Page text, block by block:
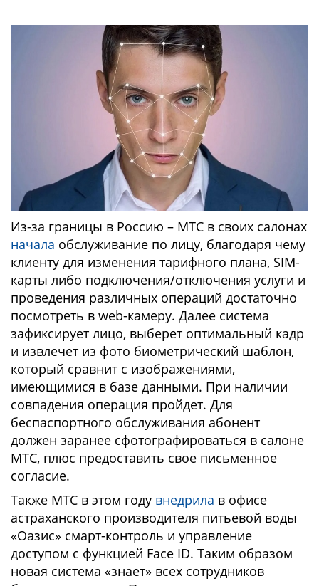
Из-за границы в Россию – МТС в своих салонах
начала обслуживание по лицу, благодаря чему
клиенту для изменения тарифного плана, SIM-
карты либо подключения/отключения услуги и
проведения различных операций достаточно
посмотреть в web-камеру. Далее система
зафиксирует лицо, выберет оптимальный кадр
и извлечет из фото биометрический шаблон,
который сравнит с изображениями,
имеющимися в базе данными. При наличии
совпадения операция пройдет. Для
беспаспортного обслуживания абонент
должен заранее сфотографироваться в салоне
МТС, плюс предоставить свое письменное
согласие.
Также МТС в этом году внедрила в офисе
астраханского производителя питьевой воды
«Оазис» смарт-контроль и управление
доступом с функцией Face ID. Таким образом
новая система «знает» всех сотрудников